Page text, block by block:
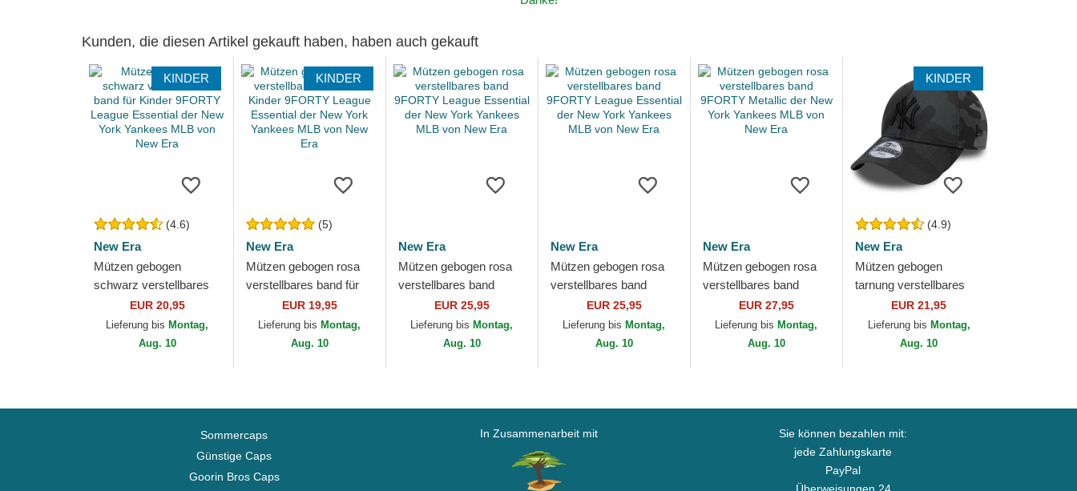
Kunden, die diesen Artikel gekauft haben, haben auch gekauft
KINDER
(4.6)
New Era
Mützen gebogen
schwarz verstellbares
band für Kinder
9FORTY League
Essential der New York
EUR 20,95
Lieferung bis Montag,
Aug. 10
KINDER
(5)
New Era
Mützen gebogen rosa
verstellbares band für
Kinder 9FORTY League
Essential der New York
Yankees...
EUR 19,95
Lieferung bis Montag,
Aug. 10
New Era
Mützen gebogen rosa
verstellbares band
9FORTY League
Essential der New York
Yankees MLB von New
EUR 25,95
Lieferung bis Montag,
Aug. 10
New Era
Mützen gebogen rosa
verstellbares band
9FORTY League
Essential der New York
Yankees MLB von New
EUR 25,95
Lieferung bis Montag,
Aug. 10
New Era
Mützen gebogen rosa
verstellbares band
9FORTY Metallic der
New York Yankees
MLB von New Era
EUR 27,95
Lieferung bis Montag,
Aug. 10
KINDER
(4.9)
New Era
Mützen gebogen
tarnung verstellbares
band für Kinder
9FORTY League
Essential der New York
EUR 21,95
Lieferung bis Montag,
Aug. 10
Sommercaps
Günstige Caps
Goorin Bros Caps
In Zusammenarbeit mit
Sie können bezahlen mit:
jede Zahlungskarte
PayPal